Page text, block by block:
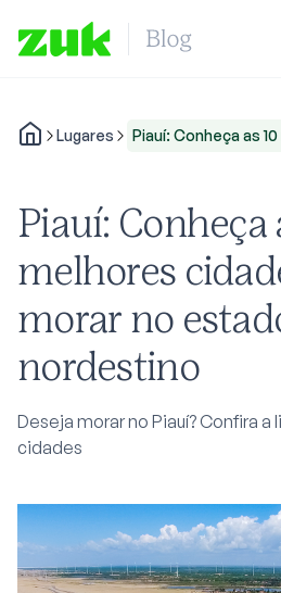
Lugares Piauí: Conheça as
Piauí: Conheça
melhores
morar no
nordestino
Deseja morar no Piauí? Confira a
cidades